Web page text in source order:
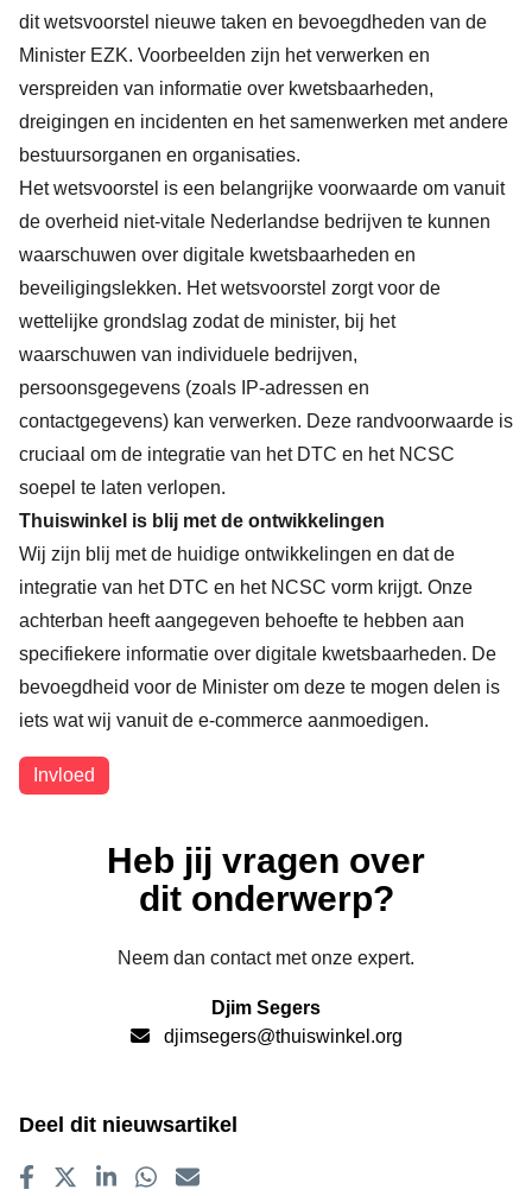
dit wetsvoorstel nieuwe taken en bevoegdheden van de
Minister EZK. Voorbeelden zijn het verwerken en
verspreiden van informatie over kwetsbaarheden,
dreigingen en incidenten en het samenwerken met andere
bestuursorganen en organisaties.
Het wetsvoorstel is een belangrijke voorwaarde om vanuit
de overheid niet-vitale Nederlandse bedrijven te kunnen
waarschuwen over digitale kwetsbaarheden en
beveiligingslekken. Het wetsvoorstel zorgt voor de
wettelijke grondslag zodat de minister, bij het
waarschuwen van individuele bedrijven,
persoonsgegevens (zoals IP-adressen en
contactgegevens) kan verwerken. Deze randvoorwaarde is
cruciaal om de integratie van het DTC en het NCSC
soepel te laten verlopen.
Thuiswinkel is blij met de ontwikkelingen
Wij zijn blij met de huidige ontwikkelingen en dat de
integratie van het DTC en het NCSC vorm krijgt. Onze
achterban heeft aangegeven behoefte te hebben aan
specifiekere informatie over digitale kwetsbaarheden. De
bevoegdheid voor de Minister om deze te mogen delen is
iets wat wij vanuit de e-commerce aanmoedigen.
Onderwerpen
Invloed
Heb jij vragen over
dit onderwerp?
Neem dan contact met onze expert.
Djim Segers
djimsegers@thuiswinkel.org
Deel dit nieuwsartikel